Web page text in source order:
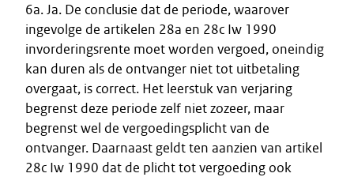
6a. Ja. De conclusie dat de periode, waarover
ingevolge de artikelen 28a en 28c Iw 1990
invorderingsrente moet worden vergoed, oneindig
kan duren als de ontvanger niet tot uitbetaling
overgaat, is correct. Het leerstuk van verjaring
begrenst deze periode zelf niet zozeer, maar
begrenst wel de vergoedingsplicht van de
ontvanger. Daarnaast geldt ten aanzien van artikel
28c Iw 1990 dat de plicht tot vergoeding ook